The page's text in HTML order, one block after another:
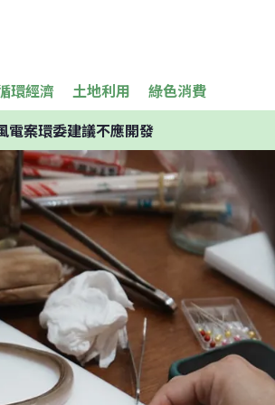
環經濟 土地利用 綠色消費
電案環委建議不應開發